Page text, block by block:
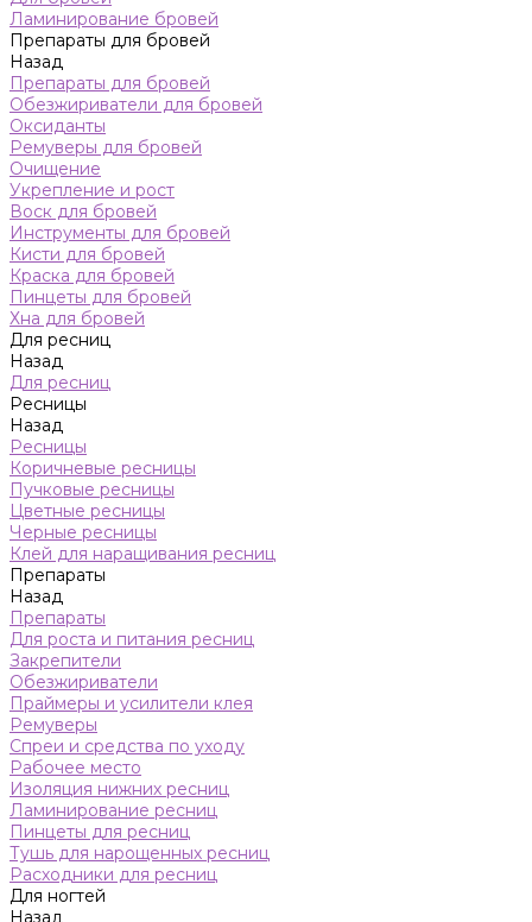
Ламинирование бровей
Препараты для бровей
Назад
Препараты для бровей
Обезжириватели для бровей
Оксиданты
Ремуверы для бровей
Очищение
Укрепление и рост
Воск для бровей
Инструменты для бровей
Кисти для бровей
Краска для бровей
Пинцеты для бровей
Хна для бровей
Для ресниц
Назад
Для ресниц
Ресницы
Назад
Ресницы
Коричневые ресницы
Пучковые ресницы
Цветные ресницы
Черные ресницы
Клей для наращивания ресниц
Препараты
Назад
Препараты
Для роста и питания ресниц
Закрепители
Обезжириватели
Праймеры и усилители клея
Ремуверы
Спреи и средства по уходу
Рабочее место
Изоляция нижних ресниц
Ламинирование ресниц
Пинцеты для ресниц
Тушь для нарощенных ресниц
Расходники для ресниц
Для ногтей
Назад